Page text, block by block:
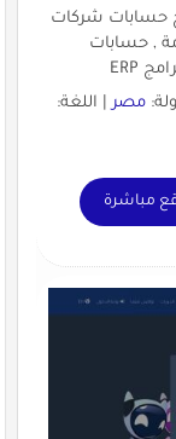
حسابات شركات
, حسابات
مصر| اللغة:
مباشرة